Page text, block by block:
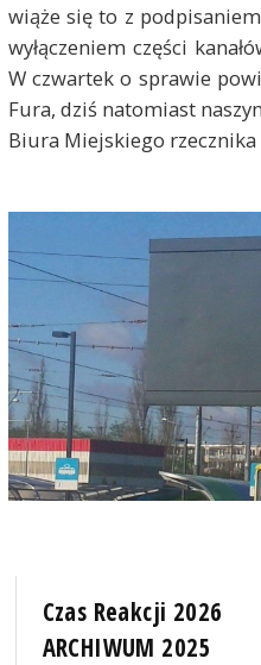
wiąże się to z
wyłączeniem części
W czwartek o sprawie
Fura, dziś natomiast
Biura Miejskiego
Czas Reakcji 2026
ARCHIWUM 2025